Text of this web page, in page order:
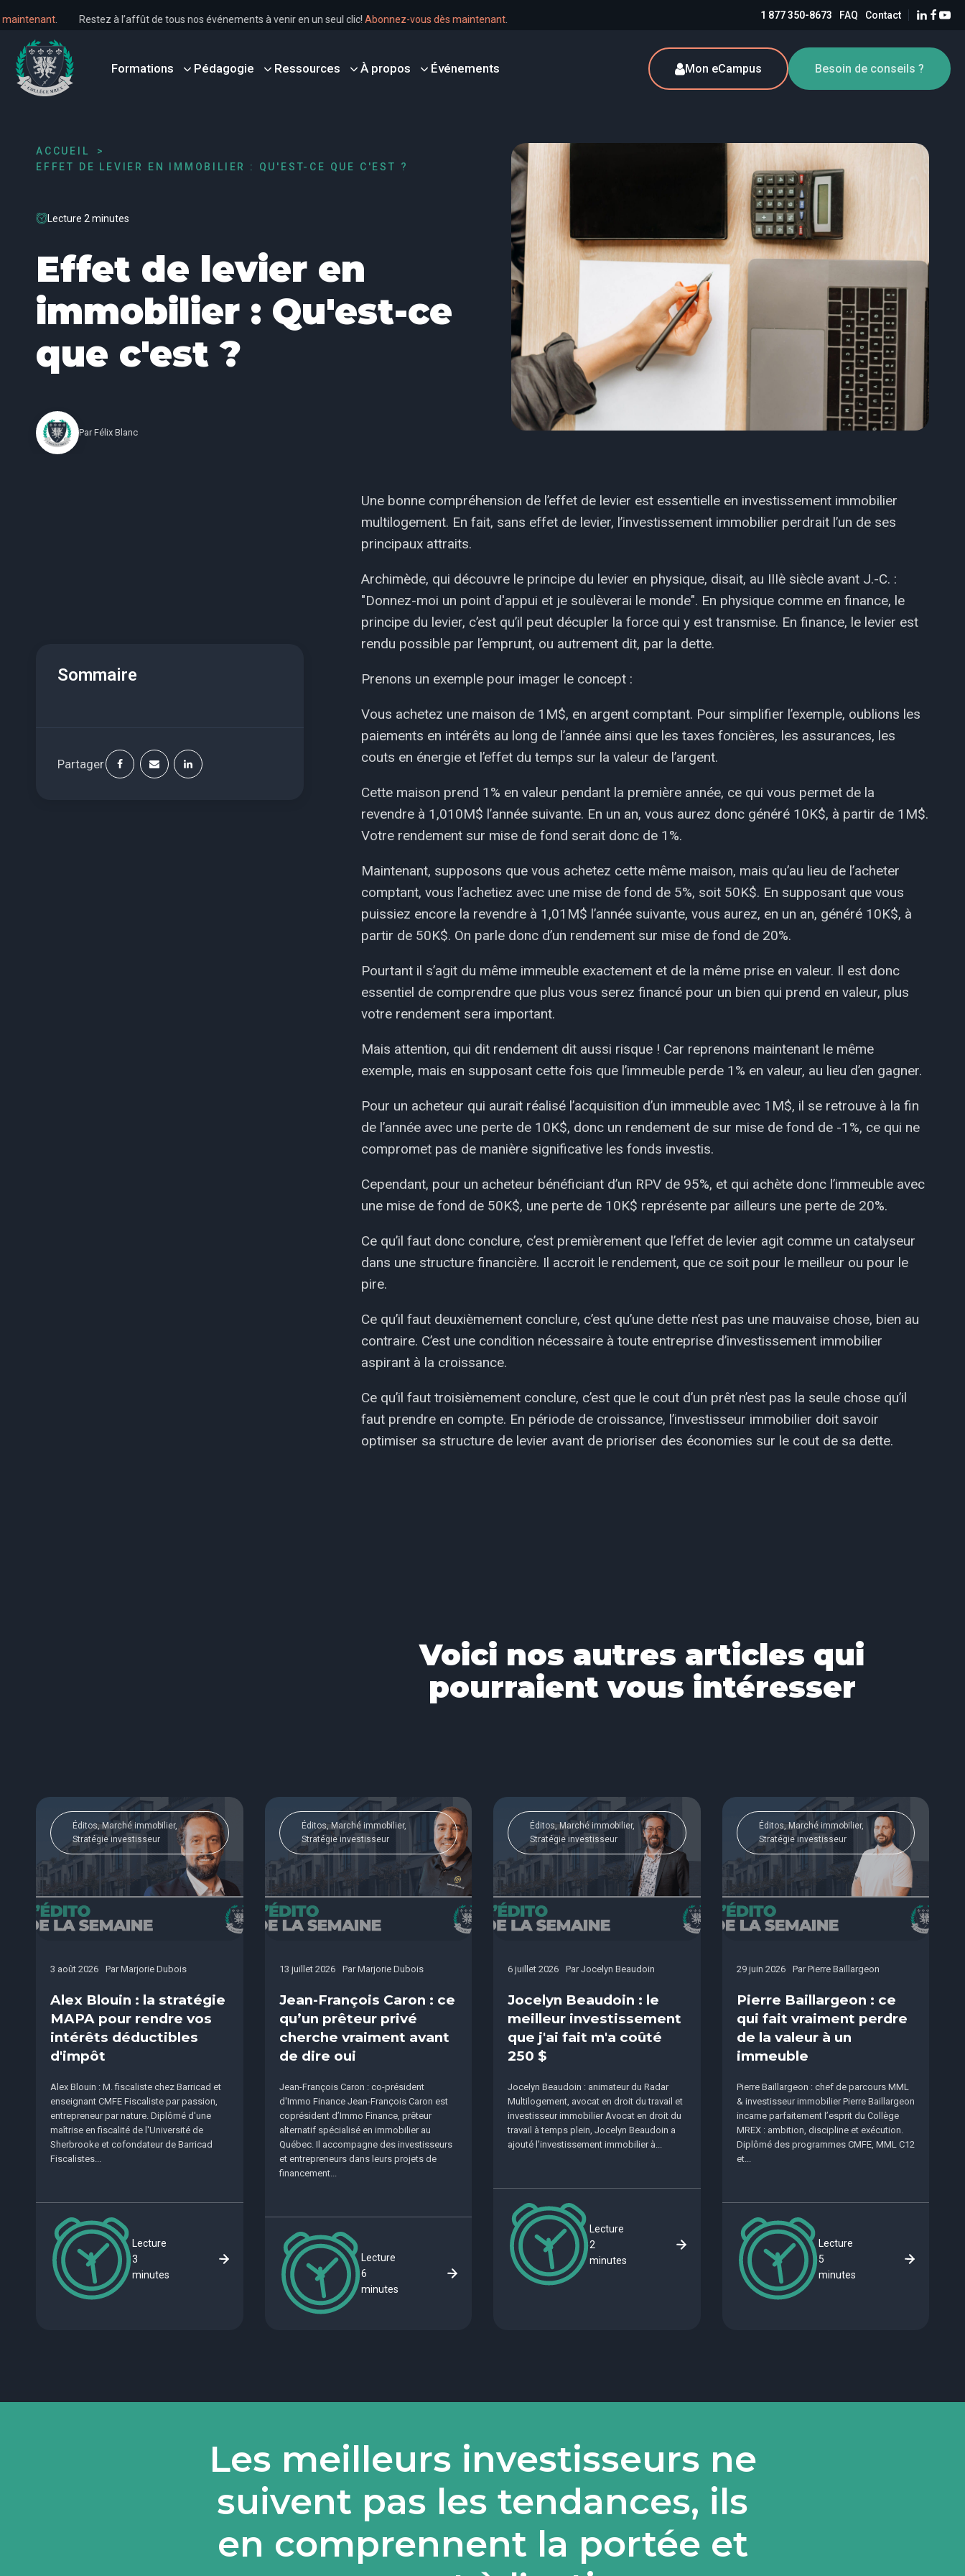
dès maintenant . Restez à l’affût de tous nos événements à venir en un seul clic!Abonnez-vous dès maintenant 1 877 350-8673 FAQ Contact
Formations Pédagogie Ressources À propos Événements Mon eCampus Besoin de conseils ?
ACCUEIL
EFFET DE LEVIER EN IMMOBILIER : QU'EST-CE QUE C'EST ?
Lecture 2 minutes
Effet de levier en
immobilier : Qu'est-ce
que c'est ?
Par Félix Blanc
Sommaire
Partager
Une bonne compréhension de l’effet de levier est essentielle en investissement immobilier
multilogement. En fait, sans effet de levier, l’investissement immobilier perdrait l’un de ses
principaux attraits.
Archimède, qui découvre le principe du levier en physique, disait, au IIIè siècle avant J.-C. :
"Donnez-moi un point d'appui et je soulèverai le monde". En physique comme en finance, le
principe du levier, c’est qu’il peut décupler la force qui y est transmise. En finance, le levier est
rendu possible par l’emprunt, ou autrement dit, par la dette.
Prenons un exemple pour imager le concept :
Vous achetez une maison de 1M$, en argent comptant. Pour simplifier l’exemple, oublions les
paiements en intérêts au long de l’année ainsi que les taxes foncières, les assurances, les
couts en énergie et l’effet du temps sur la valeur de l’argent.
Cette maison prend 1% en valeur pendant la première année, ce qui vous permet de la
revendre à 1,010M$ l’année suivante. En un an, vous aurez donc généré 10K$, à partir de 1M$.
Votre rendement sur mise de fond serait donc de 1%.
Maintenant, supposons que vous achetez cette même maison, mais qu’au lieu de l’acheter
comptant, vous l’achetiez avec une mise de fond de 5%, soit 50K$. En supposant que vous
puissiez encore la revendre à 1,01M$ l’année suivante, vous aurez, en un an, généré 10K$, à
partir de 50K$. On parle donc d’un rendement sur mise de fond de 20%.
Pourtant il s’agit du même immeuble exactement et de la même prise en valeur. Il est donc
essentiel de comprendre que plus vous serez financé pour un bien qui prend en valeur, plus
votre rendement sera important.
Mais attention, qui dit rendement dit aussi risque ! Car reprenons maintenant le même
exemple, mais en supposant cette fois que l’immeuble perde 1% en valeur, au lieu d’en gagner.
Pour un acheteur qui aurait réalisé l’acquisition d’un immeuble avec 1M$, il se retrouve à la fin
de l’année avec une perte de 10K$, donc un rendement de sur mise de fond de -1%, ce qui ne
compromet pas de manière significative les fonds investis.
Cependant, pour un acheteur bénéficiant d’un RPV de 95%, et qui achète donc l’immeuble avec
une mise de fond de 50K$, une perte de 10K$ représente par ailleurs une perte de 20%.
Ce qu’il faut donc conclure, c’est premièrement que l’effet de levier agit comme un catalyseur
dans une structure financière. Il accroit le rendement, que ce soit pour le meilleur ou pour le
pire.
Ce qu’il faut deuxièmement conclure, c’est qu’une dette n’est pas une mauvaise chose, bien au
contraire. C’est une condition nécessaire à toute entreprise d’investissement immobilier
aspirant à la croissance.
Ce qu’il faut troisièmement conclure, c’est que le cout d’un prêt n’est pas la seule chose qu’il
faut prendre en compte. En période de croissance, l’investisseur immobilier doit savoir
optimiser sa structure de levier avant de prioriser des économies sur le cout de sa dette.
Voici nos autres articles qui
pourraient vous intéresser
Éditos, Marché immobilier,
Stratégie investisseur
3 août 2026 Par Marjorie Dubois
Alex Blouin : la stratégie
MAPA pour rendre vos
intérêts déductibles
d'impôt
Alex Blouin : M. fiscaliste chez Barricad et
enseignant CMFE Fiscaliste par passion,
entrepreneur par nature. Diplômé d'une
maîtrise en fiscalité de l'Université de
Sherbrooke et cofondateur de Barricad
Fiscalistes...
Lecture
3
minutes
Éditos, Marché immobilier,
Stratégie investisseur
13 juillet 2026 Par Marjorie Dubois
Jean-François Caron : ce
qu’un prêteur privé
cherche vraiment avant
de dire oui
Jean-François Caron : co-président
d'Immo Finance Jean-François Caron est
coprésident d’Immo Finance, prêteur
alternatif spécialisé en immobilier au
Québec. Il accompagne des investisseurs
et entrepreneurs dans leurs projets de
financement...
Lecture
6
minutes
Éditos, Marché immobilier,
Stratégie investisseur
6 juillet 2026 Par Jocelyn Beaudoin
Jocelyn Beaudoin : le
meilleur investissement
que j'ai fait m'a coûté
250 $
Jocelyn Beaudoin : animateur du Radar
Multilogement, avocat en droit du travail et
investisseur immobilier Avocat en droit du
travail à temps plein, Jocelyn Beaudoin a
ajouté l'investissement immobilier à...
Lecture
2
minutes
Éditos, Marché immobilier,
Stratégie investisseur
29 juin 2026 Par Pierre Baillargeon
Pierre Baillargeon : ce
qui fait vraiment perdre
de la valeur à un
immeuble
Pierre Baillargeon : chef de parcours MML
& investisseur immobilier Pierre Baillargeon
incarne parfaitement l’esprit du Collège
MREX : ambition, discipline et exécution.
Diplômé des programmes CMFE, MML C12
et...
Lecture
5
minutes
Les meilleurs investisseurs ne
suivent pas les tendances, ils
en comprennent la portée et